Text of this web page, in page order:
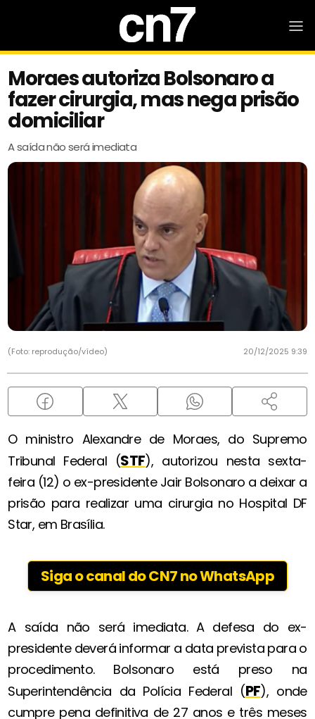
Moraes autoriza Bolsonaro a
fazer cirurgia, mas nega prisão
domiciliar
A saída não será imediata
(Foto: reprodução/vídeo) 20/12/2025 9:39
O ministro Alexandre de Moraes, do Supremo
Tribunal Federal (STF), autorizou nesta sexta-
feira (12) o ex-presidente Jair Bolsonaro a deixar a
prisão para realizar uma cirurgia no Hospital DF
Star, em Brasília.
Siga o canal do CN7 no WhatsApp
A saída não será imediata. A defesa do ex-
presidente deverá informar a data prevista para o
procedimento. Bolsonaro está preso na
Superintendência da Polícia Federal (PF), onde
cumpre pena definitiva de 27 anos e três meses